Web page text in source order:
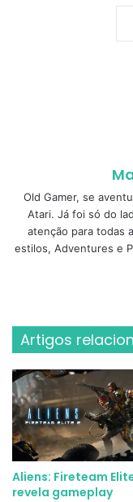
Old Gamer, se
Atari. Já foi só do
atenção para todas
estilos, Adventures e
Artigos
Aliens: Fireteam
revela gameplay